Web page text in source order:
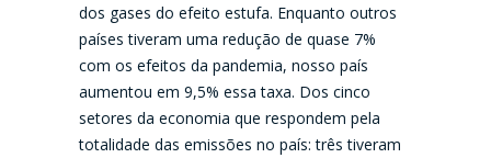
dos gases do efeito estufa. Enquanto outros
países tiveram uma redução de quase 7%
com os efeitos da pandemia, nosso país
aumentou em 9,5% essa taxa. Dos cinco
setores da economia que respondem pela
totalidade das emissões no país: três tiveram